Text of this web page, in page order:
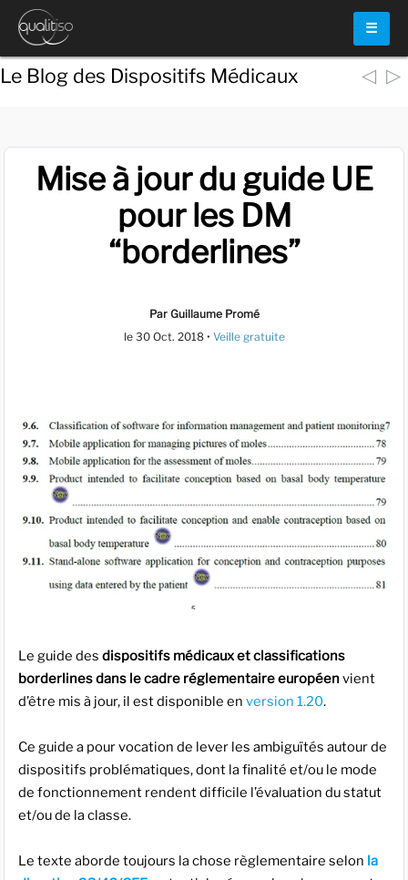
☰
Le Blog des Dispositifs Médicaux ◁ ▷
Mise à jour du guide UE
pour les DM
“borderlines”
Par Guillaume Promé
le 30 Oct. 2018 • Veille gratuite
Le guide des dispositifs médicaux et classifications
borderlines dans le cadre réglementaire européenvient
d’être mis à jour, il est disponible en version 1.20.
Ce guide a pour vocation de lever les ambiguïtés autour de
dispositifs problématiques, dont la finalité et/ou le mode
de fonctionnement rendent difficile l’évaluation du statut
et/ou de la classe.
Le texte aborde toujours la chose règlementaire selon la